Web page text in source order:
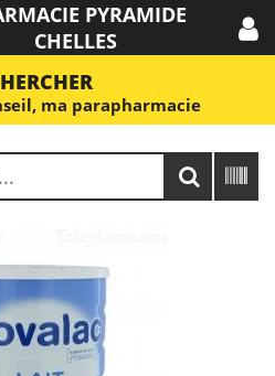
PYRAMIDE
CHELLES
ma parapharmacie